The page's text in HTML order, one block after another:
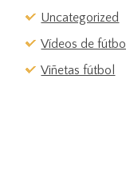
Uncategorized
Vídeos de fútbol
Viñetas fútbol